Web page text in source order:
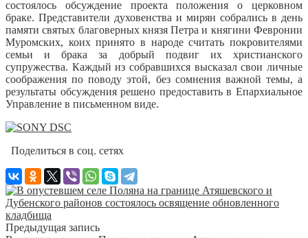
состоялось обсуждение проекта положения о церковном
браке. Представители духовенства и мирян собрались в день
памяти святых благоверных князя Петра и княгини Февронии
Муромских, коих принято в народе считать покровителями
семьи и брака за добрый подвиг их христианского
супружества. Каждый из собравшихся высказал свои личные
соображения по поводу этой, без сомнения важной темы, а
результаты обсуждения решено предоставить в Епархиальное
Управление в письменном виде.
Поделиться в соц. сетях
Предыдущая запись